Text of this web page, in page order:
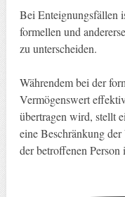
Bei Enteignungsfällen
formellen und
zu unterscheiden.
Währendem bei der
Vermögenswert
übertragen wird, stellt
eine Beschränkung
der betroffenen